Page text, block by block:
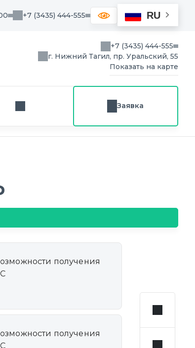
+7 (3435) 444-555 RU
+7 (3435) 444-555
г. Нижний Тагил, пр. Уральский, 55
Показать на карте
Заказ звонка Заявка
получения
получения